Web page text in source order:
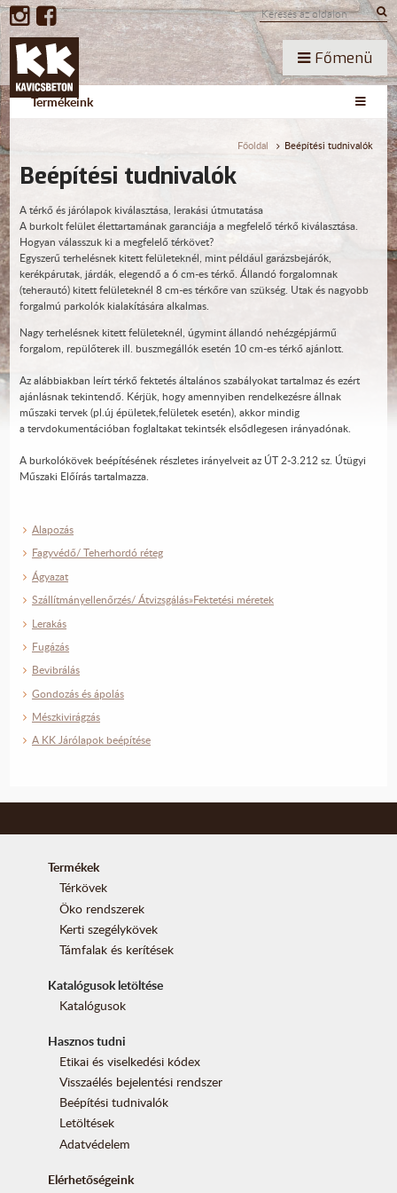
Főmenü
Termékeink
Főoldal Beépítési tudnivalók
Beépítési tudnivalók
A térkő és járólapok kiválasztása, lerakási útmutatása
A burkolt felület élettartamának garanciája a megfelelő térkő kiválasztása.
Hogyan válasszuk ki a megfelelő térkövet?
Egyszerű terhelésnek kitett felületeknél, mint például garázsbejárók,
kerékpárutak, járdák, elegendő a 6 cm-es térkő. Állandó forgalomnak
(teherautó) kitett felületeknél 8 cm-es térkőre van szükség. Utak és nagyobb
forgalmú parkolók kialakítására alkalmas.
Nagy terhelésnek kitett felületeknél, úgymint állandó nehézgépjármű
forgalom, repülőterek ill. buszmegállók esetén 10 cm-es térkő ajánlott.
Az alábbiakban leírt térkő fektetés általános szabályokat tartalmaz és ezért
ajánlásnak tekintendő. Kérjük, hogy amennyiben rendelkezésre állnak
műszaki tervek (pl.új épületek,felületek esetén), akkor mindig
a tervdokumentációban foglaltakat tekintsék elsődlegesen irányadónak.
A burkolókövek beépítésének részletes irányelveit az ÚT 2-3.212 sz. Útügyi
Műszaki Előírás tartalmazza.
Alapozás
Fagyvédő/ Teherhordó réteg
Ágyazat
Szállítmányellenőrzés/ Átvizsgálás»Fektetési méretek
Lerakás
Fugázás
Bevibrálás
Gondozás és ápolás
Mészkivirágzás
A KK Járólapok beépítése
Termékek
Térkövek
Öko rendszerek
Kerti szegélykövek
Támfalak és kerítések
Katalógusok letöltése
Katalógusok
Hasznos tudni
Etikai és viselkedési kódex
Visszaélés bejelentési rendszer
Beépítési tudnivalók
Letöltések
Adatvédelem
Elérhetőségeink